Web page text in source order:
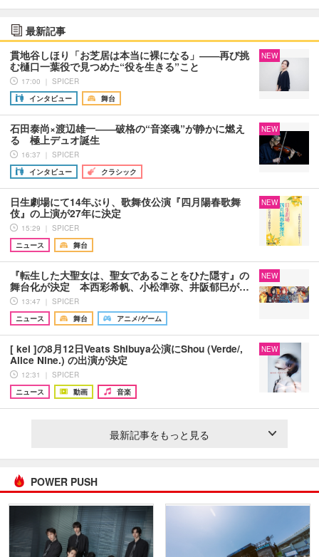
最新記事
貫地谷しほり「お芝居は本当に裸になる」――再び挑
む樋口一葉役で見つめた“役を生きる”こと
17:00 ｜ SPICER
インタビュー
舞台
NEW
石田泰尚×渡辺雄一――破格の“音楽魂”が静かに燃え
る 極上デュオ誕生
16:37 ｜ SPICER
インタビュー
クラシック
NEW
日生劇場にて14年ぶり、歌舞伎公演『四月陽春歌舞
伎』の上演が27年に決定
15:29 ｜ SPICER
ニュース
舞台
NEW
『転生した大聖女は、聖女であることをひた隠す』の
舞台化が決定 本西彩希帆、小松準弥、井阪郁巳が…
13:47 ｜ SPICER
ニュース
舞台 アニメ/ゲーム
NEW
[ kei ]の8月12日Veats Shibuya公演にShou (Verde/,
Alice Nine.) の出演が決定
12:31 ｜ SPICER
ニュース
動画 音楽
NEW
最新記事をもっと見る
POWER PUSH